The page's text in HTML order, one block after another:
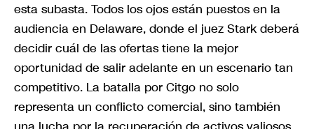
esta subasta. Todos los ojos están puestos en la
audiencia en Delaware, donde el juez Stark deberá
decidir cuál de las ofertas tiene la mejor
oportunidad de salir adelante en un escenario tan
competitivo. La batalla por Citgo no solo
representa un conflicto comercial, sino también